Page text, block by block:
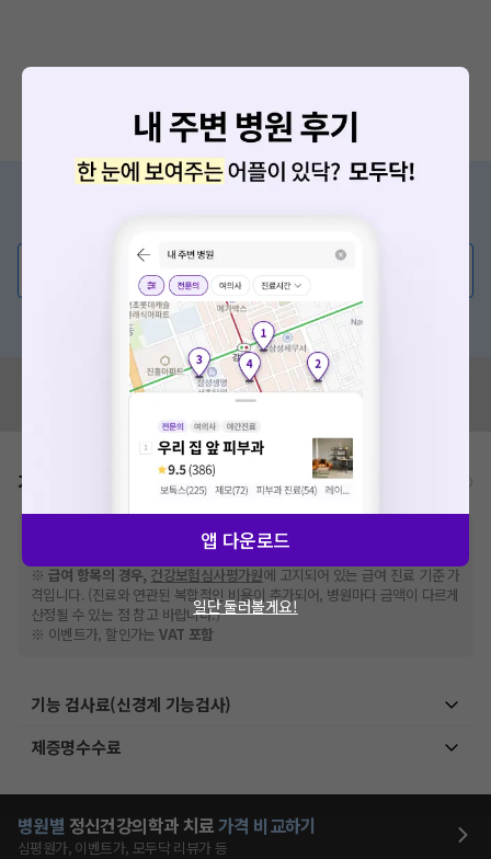
💬 무엇이든 물어보세요
혹은, 의료상담 서비스에 다양한 게시글 보러가기
혹시 잘못된 병원정보가 있나요?
가격표 비급여/급여 진료란?
추가비용 등으로 실제 가격과 상이할 수 있으니, 정확
한 가격은 해당 의료기관에 직접 문의해주세요.
※ 급여 항목의 경우, 건강보험심사평가원에 고지되어 있는 급여 진료 기준 가
격입니다. (진료와 연관된 복합적인 비용이 추가되어, 병원마다 금액이 다르게
산정될 수 있는 점 참고 바랍니다.)
※ 이벤트가, 할인가는VAT 포함
기능 검사료(신경계 기능검사)
제증명수수료
병원별 정신건강의학과 치료가격 비교하기
심평원가, 이벤트가, 모두닥 리뷰가 등
앱 다운로드
일단 둘러볼게요!